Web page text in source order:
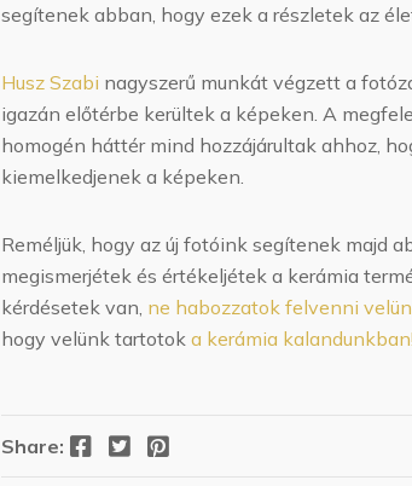
segítenek abban, hogy ezek a részletek az
Husz Szabi nagyszerű munkát végzett a
igazán előtérbe kerültek a képeken. A
homogén háttér mind hozzájárultak ahhoz,
kiemelkedjenek a képeken.
Reméljük, hogy az új fotóink segítenek majd
megismerjétek és értékeljétek a kerámia
kérdésetek van, ne habozzatok felvenni
hogy velünk tartotok a kerámia kalandunkban!
Share: Facebook Twitter Pinterest